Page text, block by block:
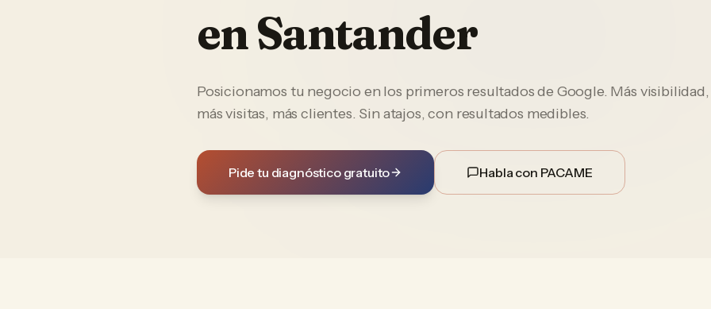
enSantander
Posicionamos tu negocio en los primeros resultados de Google. Más visibilidad,
más visitas, más clientes. Sin atajos, con resultados medibles.
Pide tu diagnóstico gratuito Habla con PACAME